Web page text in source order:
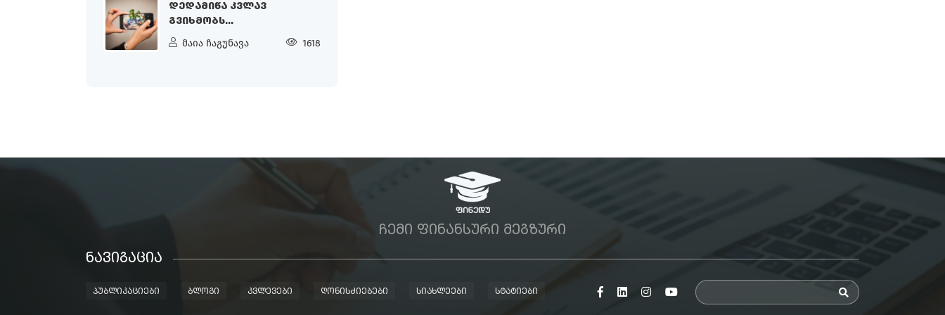
ᲓᲔᲓᲐᲛᲘᲬᲐ ᲙᲕᲚᲐᲕ
ᲒᲕᲘᲮᲛᲝᲑᲡ...
მაია ჩაგუნავა 1618
ᲩᲔᲛᲘ ᲤᲘᲜᲐᲜᲡᲣᲠᲘ ᲛᲔᲒᲖᲣᲠᲘ
ᲜᲐᲕᲘᲒᲐᲪᲘᲐ
ᲞᲣᲑᲚᲘᲙᲐᲪᲘᲔᲑᲘ ᲑᲚᲝᲒᲘ ᲙᲕᲚᲔᲕᲔᲑᲘ ᲦᲝᲜᲘᲡᲫᲘᲔᲑᲔᲑᲘ ᲡᲘᲐᲮᲚᲔᲔᲑᲘ ᲡᲢᲐᲢᲘᲔᲑᲘ